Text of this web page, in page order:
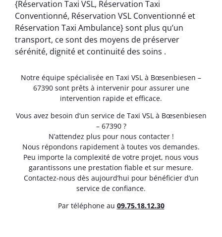
{Réservation Taxi VSL, Réservation Taxi
Conventionné, Réservation VSL Conventionné et
Réservation Taxi Ambulance} sont plus qu’un
transport, ce sont des moyens de préserver
sérénité, dignité et continuité des soins .
Notre équipe spécialisée en Taxi VSL à Bœsenbiesen –
67390 sont prêts à intervenir pour assurer une
intervention rapide et efficace.
Vous avez besoin d’un service de Taxi VSL à Bœsenbiesen
– 67390 ?
N’attendez plus pour nous contacter !
Nous répondons rapidement à toutes vos demandes.
Peu importe la complexité de votre projet, nous vous
garantissons une prestation fiable et sur mesure.
Contactez-nous dès aujourd’hui pour bénéficier d’un
service de confiance.
Par téléphone au 09.75.18.12.30